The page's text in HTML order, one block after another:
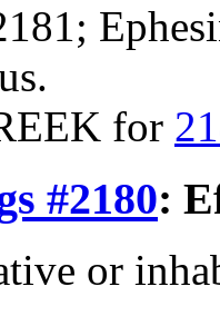
for
#2180:
or